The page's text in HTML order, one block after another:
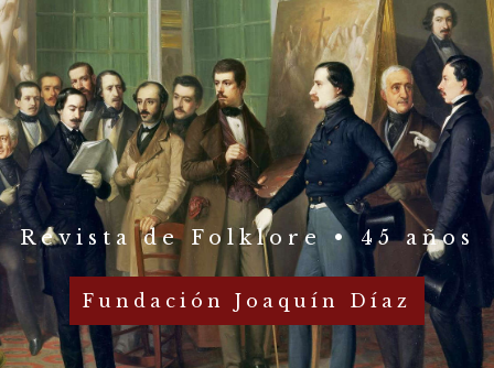
Revista de Folklore • 45 años
Fundación Joaquín Díaz